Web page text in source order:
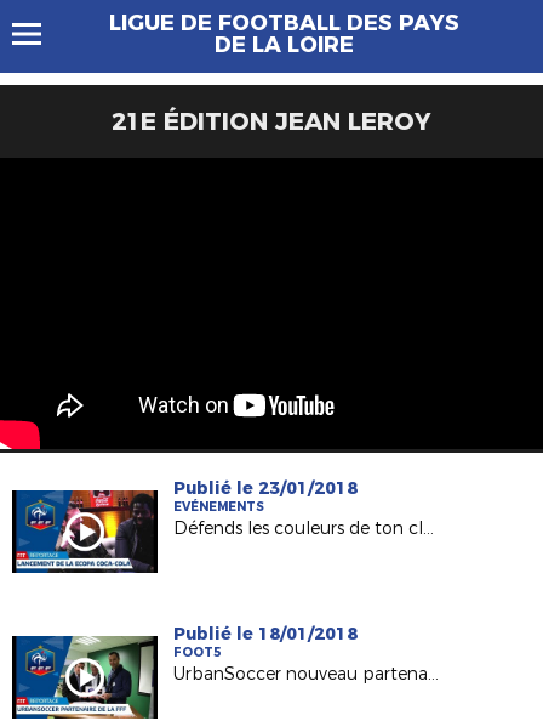
LIGUE DE FOOTBALL DES PAYS
DE LA LOIRE
21E ÉDITION JEAN LEROY
Publié le 23/01/2018
EVÉNEMENTS
Défends les couleurs de ton club sur Fifa18
Publié le 18/01/2018
FOOT5
UrbanSoccer nouveau partenaire de la FFF